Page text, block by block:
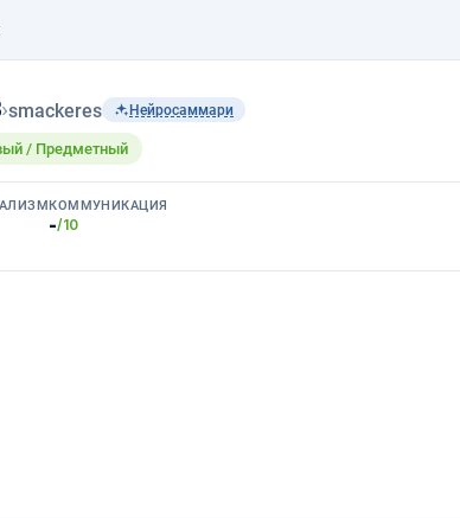
›smackeres Нейросаммари
/ Предметный
КОММУНИКАЦИЯ
-/10